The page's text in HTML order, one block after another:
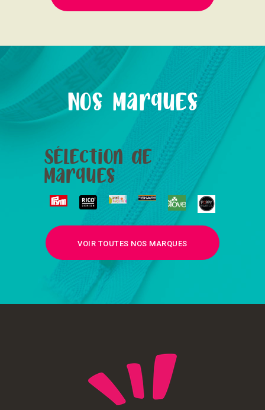
NOs MarquEs
Sélection de
Marques
VOIR TOUTES NOS MARQUES